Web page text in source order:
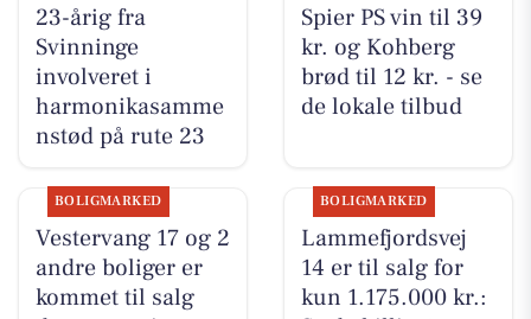
23-årig fra
Svinninge
involveret i
harmonikasamme
nstød på rute 23
Spier PS vin til 39
kr. og Kohberg
brød til 12 kr. - se
de lokale tilbud
BOLIGMARKED
Vestervang 17 og 2
andre boliger er
kommet til salg
BOLIGMARKED
Lammefjordsvej
14 er til salg for
kun 1.175.000 kr.: